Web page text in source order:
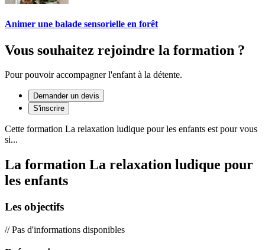
Animer une balade sensorielle en forêt
Vous souhaitez rejoindre la formation ?
Pour pouvoir accompagner l'enfant à la détente.
Demander un devis
S'inscrire
Cette formation La relaxation ludique pour les enfants est pour vous
si...
La formation La relaxation ludique pour
les enfants
Les objectifs
// Pas d'informations disponibles